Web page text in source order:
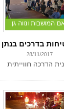
המושבות ונווה גן
בדרכים בנתן
28/11/2017
הדרכה חווייתית